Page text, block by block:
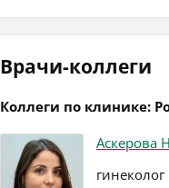
Врачи-коллеги
Коллеги по клинике:
Аскерова
гинеколог